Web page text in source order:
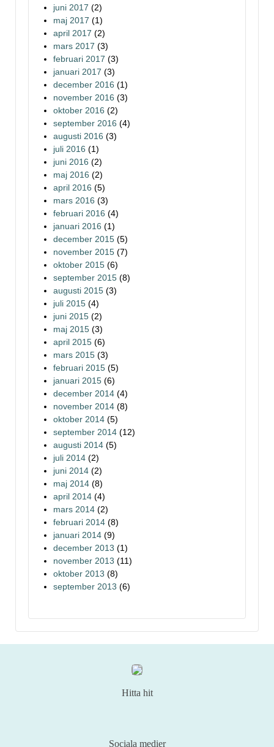
juni 2017 (2)
maj 2017 (1)
april 2017 (2)
mars 2017 (3)
februari 2017 (3)
januari 2017 (3)
december 2016 (1)
november 2016 (3)
oktober 2016 (2)
september 2016 (4)
augusti 2016 (3)
juli 2016 (1)
juni 2016 (2)
maj 2016 (2)
april 2016 (5)
mars 2016 (3)
februari 2016 (4)
januari 2016 (1)
december 2015 (5)
november 2015 (7)
oktober 2015 (6)
september 2015 (8)
augusti 2015 (3)
juli 2015 (4)
juni 2015 (2)
maj 2015 (3)
april 2015 (6)
mars 2015 (3)
februari 2015 (5)
januari 2015 (6)
december 2014 (4)
november 2014 (8)
oktober 2014 (5)
september 2014 (12)
augusti 2014 (5)
juli 2014 (2)
juni 2014 (2)
maj 2014 (8)
april 2014 (4)
mars 2014 (2)
februari 2014 (8)
januari 2014 (9)
december 2013 (1)
november 2013 (11)
oktober 2013 (8)
september 2013 (6)
Hitta hit
Sociala medier